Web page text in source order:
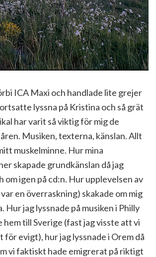
ICA Maxi och handlade lite grejer
lyssna på Kristina och så grät
har varit så viktig för mig de
Musiken, texterna, känslan. Allt
muskelminne. Hur mina
skapade grundkänslan då jag
om igen på cd:n. Hur upplevelsen av
en överraskning) skakade om mig
Hur jag lyssnade på musiken i Philly
hem till Sverige (fast jag visste att vi
evigt), hur jag lyssnade i Orem då
vi faktiskt hade emigrerat på riktigt